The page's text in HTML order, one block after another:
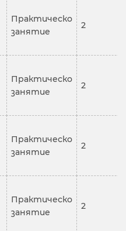
Практическо
занятие
2
Практическо
занятие
2
Практическо
занятие
2
Практическо
занятие
2